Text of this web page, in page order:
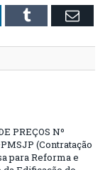
Tumblr Email
PREÇOS Nº
(Contratação
para Reforma e